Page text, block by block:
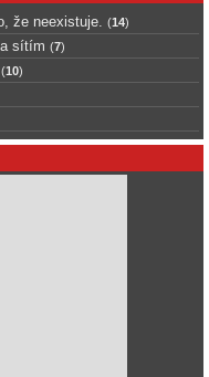
že neexistuje. (14)
sítím (7)
(10)